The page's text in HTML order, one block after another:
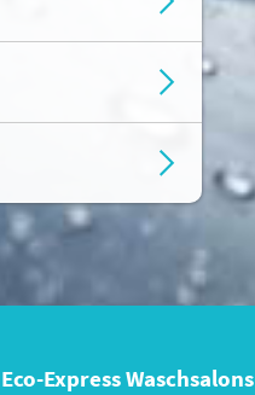
Eco-Express Waschsalons